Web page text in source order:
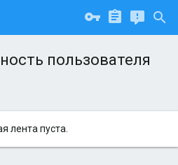
пользователя
лента пуста.